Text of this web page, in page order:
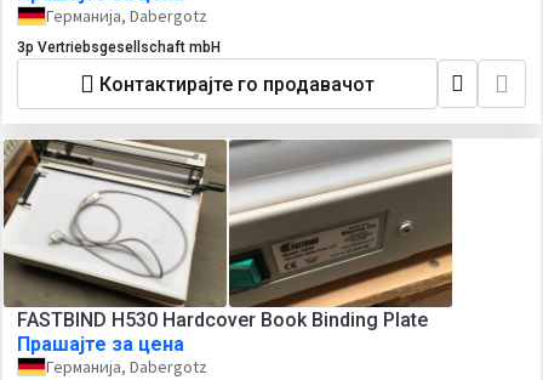
Германија, Dabergotz
3p Vertriebsgesellschaft mbH
Контактирајте го продавачот
FASTBIND H530 Hardcover Book Binding Plate
Прашајте за цена
Германија, Dabergotz